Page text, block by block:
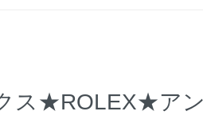
ス★ROLEX★ア